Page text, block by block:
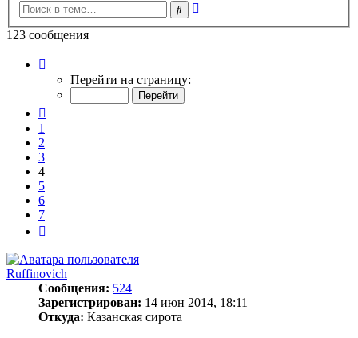
Поиск
123 сообщения
Перейти на страницу:
1
2
3
4
5
6
7
Ruffinovich
Сообщения: 524
Зарегистрирован: 14 июн 2014, 18:11
Откуда: Казанская сирота